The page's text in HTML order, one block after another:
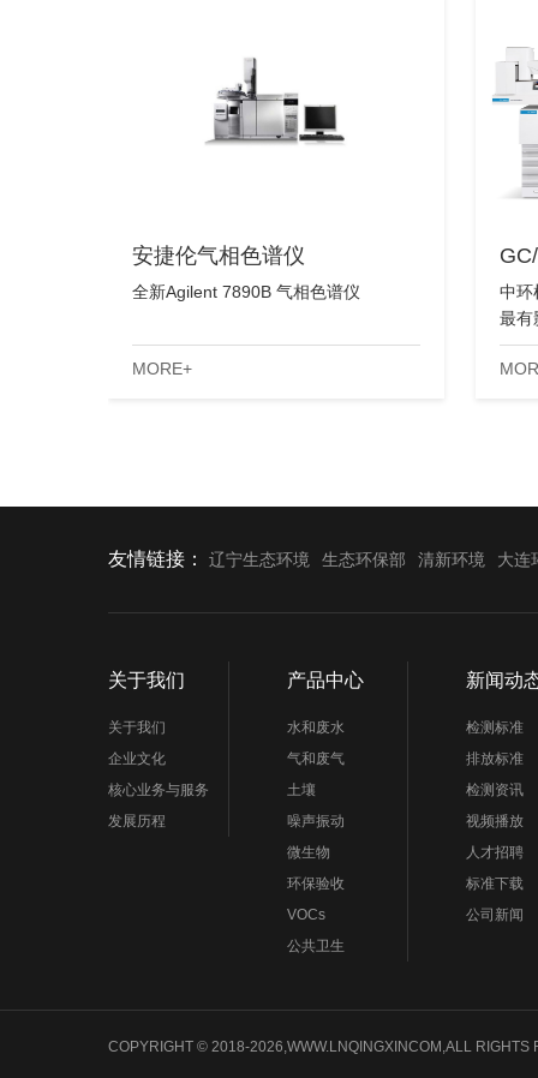
安捷伦气相色谱仪
全新Agilent 7890B 气相色谱仪
MORE+
中环
最有
的稳
友情链接： 辽宁生态环境 生态环保部 清新环境 大连
关于我们
关于我们
企业文化
核心业务与服务
发展历程
产品中心
水和废水
气和废气
土壤
噪声振动
微生物
环保验收
VOCs
公共卫生
新闻动
检测标准
排放标准
检测资讯
视频播放
人才招聘
标准下载
公司新闻
COPYRIGHT © 2018-2026,WWW.LNQINGXINCOM,ALL